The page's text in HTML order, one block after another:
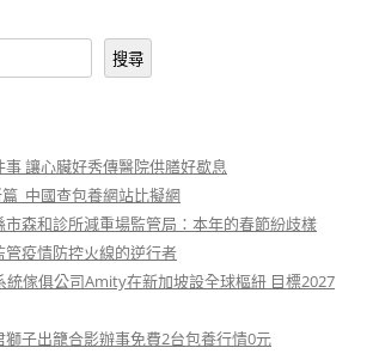
搜尋
讓心臟好秀傳醫院供膳好歇息
_中國查包養網站比擬網
市森和診所減重場監管局：本年的春節紛歧樣
疫情防控火線的逆行者
統傢俱公司Amity在新加坡設全球樞紐 目標2027
子出籠合影辦事免費2台包養行情0元